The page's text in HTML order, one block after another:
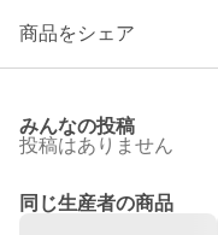
商品をシェア
みんなの投稿
投稿はありません
同じ生産者の商品